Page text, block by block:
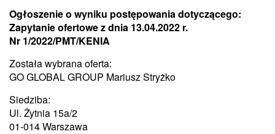
Ogłoszenie o wyniku postępowania dotyczącego:
Zapytanie ofertowe z dnia 13.04.2022 r.
Nr 1/2022/PMT/KENIA
Została wybrana oferta:
GO GLOBAL GROUP Mariusz Stryżko
Siedziba:
Ul. Żytnia 15a/2
01-014 Warszawa